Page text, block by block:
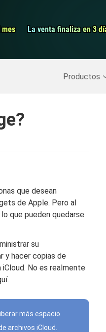
mes
mes La venta finaliza en 3
La venta finaliza en 3
Productos
Grabador
Copia de seguridad del
que desean
de Apple. Pero al
que pueden quedarse
su
y hacer copias de
No es realmente
más espacio.
archivos iCloud.